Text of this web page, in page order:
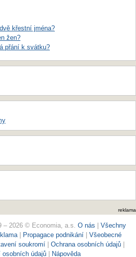
křestní jména?
žen?
přání k svátku?
reklama
– 2026 © Economia, a.s. O nás | Všechny
| Propagace podnikání| Všeobecné
soukromí | Ochrana osobních údajů |
osobních údajů | Nápověda